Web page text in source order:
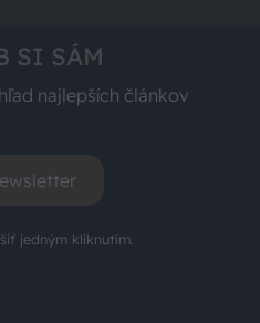
SI SÁM
najlepších článkov
jedným kliknutím.